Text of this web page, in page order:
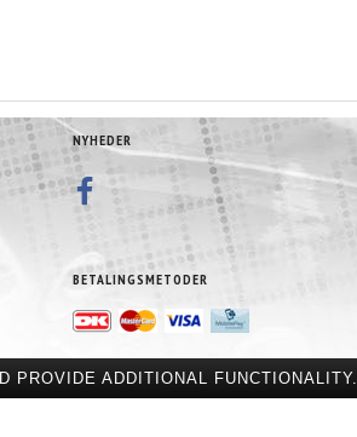
NYHEDER
BETALINGSMETODER
PROVIDE ADDITIONAL FUNCTIONALITY.